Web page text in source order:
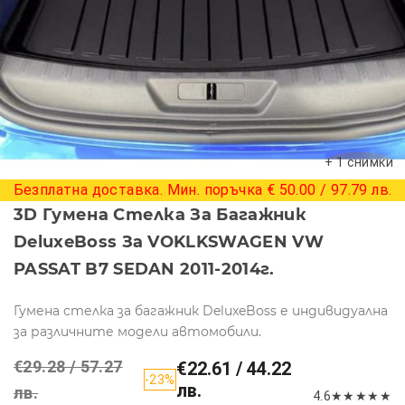
+ 1 снимки
Безплатна доставка. Мин. поръчка € 50.00 / 97.79 лв.
3D Гумена Стелка За Багажник
DeluxeBoss За VOKLKSWAGEN VW
PASSAT B7 SEDAN 2011-2014г.
Гумена стелка за багажник DeluxeBoss е индивидуална
за различните модели автомобили.
€29.28 / 57.27
лв.
-23%€22.61 / 44.22
лв.
4.6★★ ★★ ★